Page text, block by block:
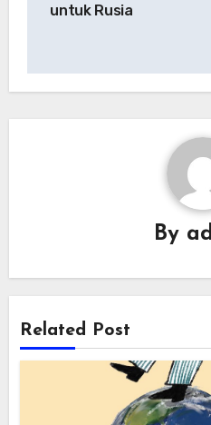
untuk Rusia​
By
Related Post